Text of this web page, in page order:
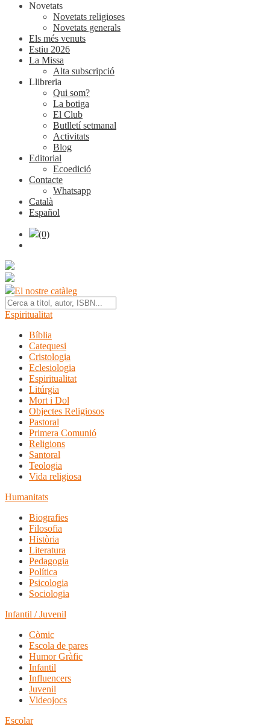
Novetats
Novetats religioses
Novetats generals
Els més venuts
Estiu 2026
La Missa
Alta subscripció
Llibreria
Qui som?
La botiga
El Club
Butlletí setmanal
Activitats
Blog
Editorial
Ecoedició
Contacte
Whatsapp
Català
Español
(0)
El nostre catàleg
Espiritualitat
Bíblia
Catequesi
Cristologia
Eclesiologia
Espiritualitat
Litúrgia
Mort i Dol
Objectes Religiosos
Pastoral
Primera Comunió
Religions
Santoral
Teologia
Vida religiosa
Humanitats
Biografies
Filosofia
Història
Literatura
Pedagogia
Política
Psicologia
Sociologia
Infantil / Juvenil
Còmic
Escola de pares
Humor Gràfic
Infantil
Influencers
Juvenil
Videojocs
Escolar